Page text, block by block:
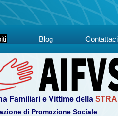
Blog Contattaci
Familiari e Vittime della
di Promozione Sociale